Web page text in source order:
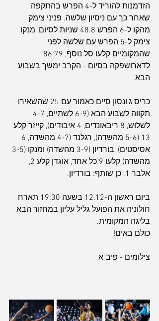
הזדמנות להוריד ל-4 הפרש בהתקפה
שאחר כך עם ניסיון שלשה. פניני צימק
מהקו ל-6 הפרש 48.8 שניות לסיום, מנקו
צימק ל-5 הפרש עם שלשה לפני
לדארושפקה בסיום - הקרב ימשך בשבוע
הבא.
כריס ג'ונסון סיים כאמור עם 25 שהשאירו
לשלוש, 8 ריבאונדים, 4 איבודים), קייזר קלע
מהשדה) קלעו 9 כל אחד, אוגדן קלע 2,
אלבר 1. כן שותף: בורדיון.
ביום ראשון ה-12.12 בשעה 19:30 תארח
חולוניה את הפועל גליל עליון במחזור הבא
בליגה המקומית.
כולם באים!
צילומים - פיב"א